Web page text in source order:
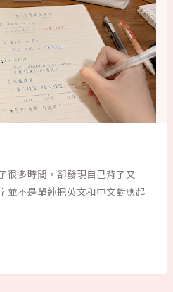
很多時間，卻發現自己背了又
並不是單純把英文和中文對應起